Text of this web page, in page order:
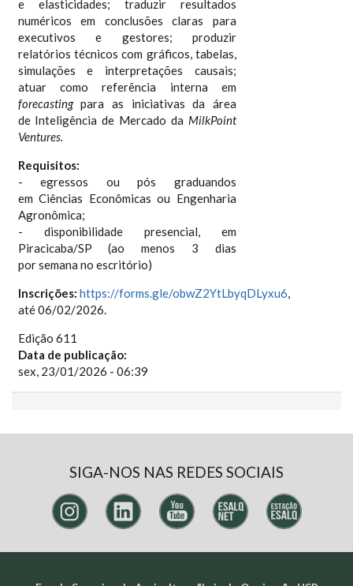
e elasticidades; traduzir resultados
numéricos em conclusões claras para
executivos e gestores; produzir
relatórios técnicos com gráficos, tabelas,
simulações e interpretações causais;
atuar como referência interna em
forecastingpara as iniciativas da área
de Inteligência de Mercado da MilkPoint
Ventures.
Requisitos:
- egressos ou pós graduandos
em Ciências Econômicas ou Engenharia
Agronômica;
- disponibilidade presencial, em
Piracicaba/SP (ao menos 3 dias
por semana no escritório)
Inscrições: https://forms.gle/obwZ2YtLbyqDLyxu6,
até 06/02/2026.
Edição 611
Data de publicação:
sex, 23/01/2026 - 06:39
SIGA-NOS NAS REDES SOCIAIS